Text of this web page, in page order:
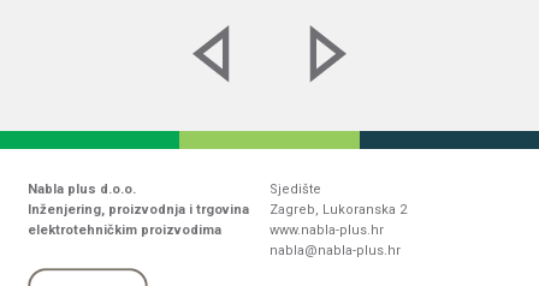
Nabla plus d.o.o.
Inženjering, proizvodnja i trgovina
elektrotehničkim proizvodima
Sjedište
Zagreb, Lukoranska 2
www.nabla-plus.hr
nabla@nabla-plus.hr